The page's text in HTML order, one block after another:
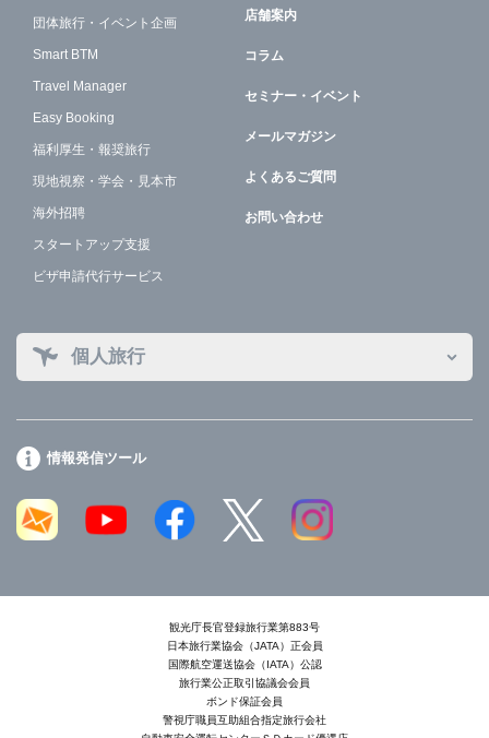
団体旅行・イベント企画
Smart BTM
Travel Manager
Easy Booking
福利厚生・報奨旅行
現地視察・学会・見本市
海外招聘
スタートアップ支援
ビザ申請代行サービス
店舗案内
コラム
セミナー・イベント
メールマガジン
よくあるご質問
お問い合わせ
個人旅行
情報発信ツール
観光庁長官登録旅行業第883号
日本旅行業協会（JATA）正会員
国際航空運送協会（IATA）公認
旅行業公正取引協議会会員
ボンド保証会員
警視庁職員互助組合指定旅行会社